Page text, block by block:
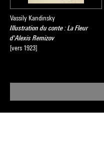
Vassily Kandinsky
Illustration du conte : La Fleur
d'Alexis Remizov
[vers 1923]